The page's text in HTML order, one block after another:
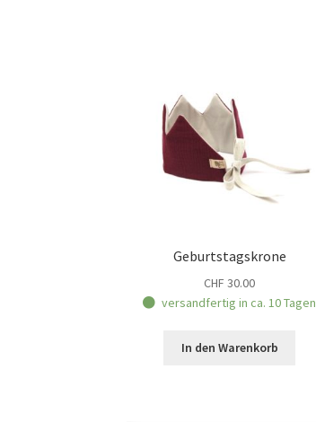
Geburtstagskrone
CHF 30.00
versandfertig in ca. 10 Tagen
In den Warenkorb